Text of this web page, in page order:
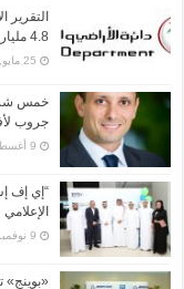
التقرير
4.8 مليار درهم
25 مايو,2018
خمس
جروب لأفضل 100 شركة
9 أغسطس,2016
“إي إف
الإعلامي
9 نوفمبر,2015